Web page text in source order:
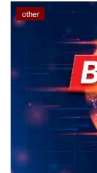
other